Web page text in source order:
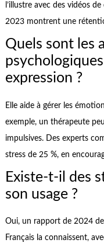
l’illustre avec des vidéos
2023 montrent une
Quels sont les
expression ?
Elle aide à gérer les
exemple, un thérapeute
impulsives. Des experts
stress de 25 %, en
Existe-t-il des
son usage ?
Oui, un rapport de 2024
Français la connaissent,